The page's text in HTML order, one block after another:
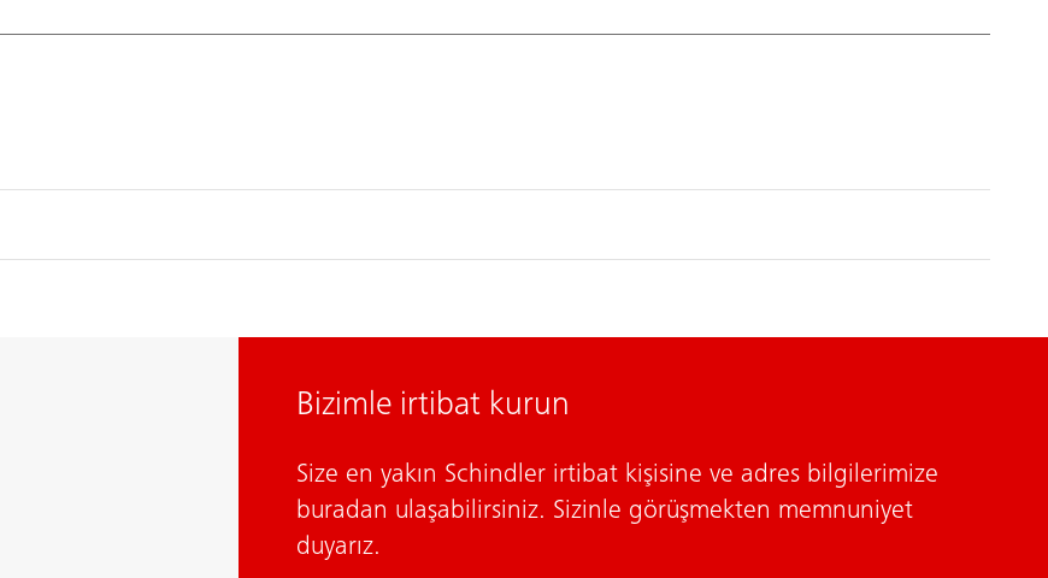
Bizimle irtibat kurun
Size en yakın Schindler irtibat kişisine ve adres bilgilerimize
buradan ulaşabilirsiniz. Sizinle görüşmekten memnuniyet
duyarız.